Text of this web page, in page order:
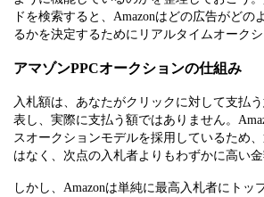
ドを検索すると、Amazonはどの広告がどの
るかを決定するためにリアルタイムオークシ
アマゾンPPCオークションの仕組み
入札額は、あなたがクリックに対して支払
表し、実際に支払う額ではありません。
スオークションモデルを採用しているため
はなく、次点の入札者よりもわずかに高い金
しかし、Amazonは単純に最高入札者にトッ